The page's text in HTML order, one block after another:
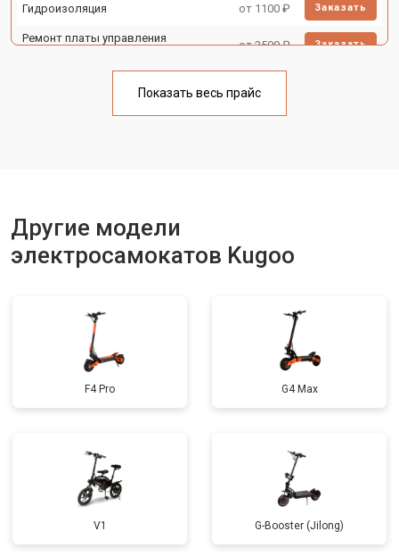
Гидроизоляция от 1100 ₽ Заказать
Ремонт платы управления
от 2500 ₽ Заказать
Замена аккумулятора от 1000 ₽
Показать весь прайс
Другие модели
электросамокатов Kugoo
F4 Pro G4 Max
V1 G-Booster (Jilong)